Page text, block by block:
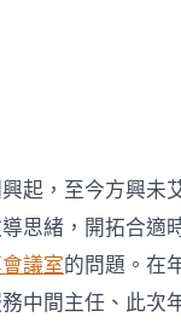
起，至今方興未
思緒，開拓合適
議室的問題。在
中間主任、此次